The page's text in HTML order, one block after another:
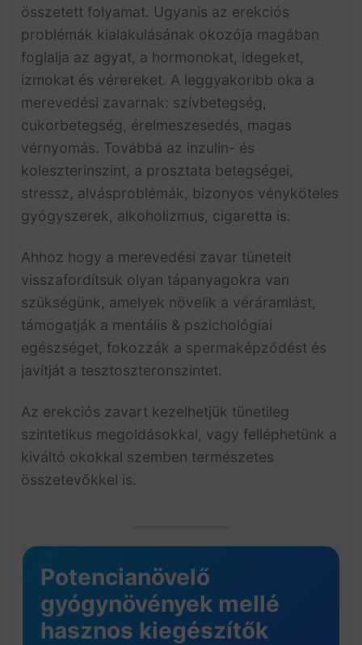
összetett folyamat. Ugyanis az erekciós
problémák kialakulásának okozója magában
foglalja az agyat, a hormonokat, idegeket,
izmokat és vérereket. A leggyakoribb oka a
merevedési zavarnak: szívbetegség,
cukorbetegség, érelmeszesedés, magas
vérnyomás. Továbbá az inzulin- és
koleszterinszint, a prosztata betegségei,
stressz, alvásproblémák, bizonyos vényköteles
gyógyszerek, alkoholizmus, cigaretta is.
Ahhoz hogy a merevedési zavar tüneteit
visszafordítsuk olyan tápanyagokra van
szükségünk, amelyek növelik a véráramlást,
támogatják a mentális & pszichológiai
egészséget, fokozzák a spermaképződést és
javítját a tesztoszteronszintet.
Az erekciós zavart kezelhetjük tünetileg
szintetikus megoldásokkal, vagy felléphetünk a
kiváltó okokkal szemben természetes
összetevőkkel is.
Potencianövelő
gyógynövények mellé
hasznos kiegészítők